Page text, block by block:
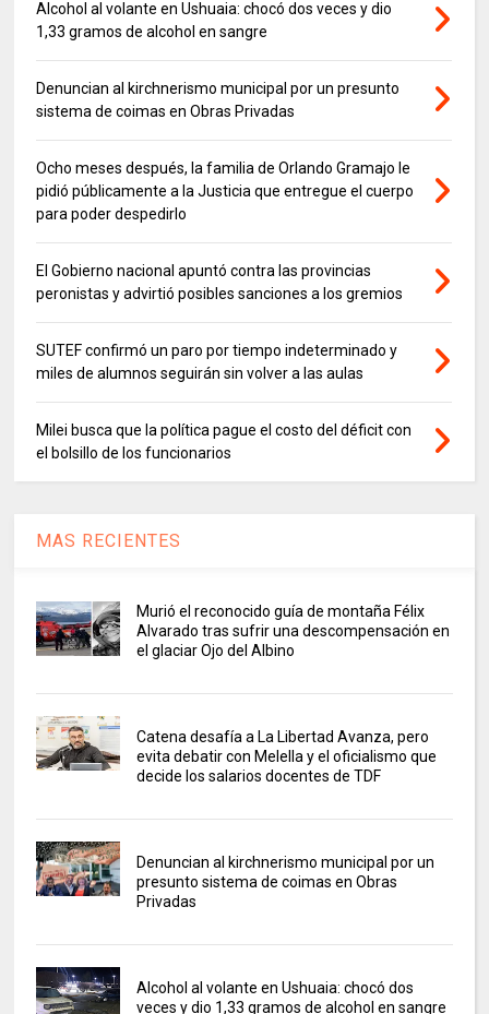
Alcohol al volante en Ushuaia: chocó dos veces y dio
1,33 gramos de alcohol en sangre
Denuncian al kirchnerismo municipal por un presunto
sistema de coimas en Obras Privadas
Ocho meses después, la familia de Orlando Gramajo le
pidió públicamente a la Justicia que entregue el cuerpo
para poder despedirlo
El Gobierno nacional apuntó contra las provincias
peronistas y advirtió posibles sanciones a los gremios
SUTEF confirmó un paro por tiempo indeterminado y
miles de alumnos seguirán sin volver a las aulas
Milei busca que la política pague el costo del déficit con
el bolsillo de los funcionarios
MAS RECIENTES
Murió el reconocido guía de montaña Félix
Alvarado tras sufrir una descompensación en
el glaciar Ojo del Albino
Catena desafía a La Libertad Avanza, pero
evita debatir con Melella y el oficialismo que
decide los salarios docentes de TDF
Denuncian al kirchnerismo municipal por un
presunto sistema de coimas en Obras
Privadas
Alcohol al volante en Ushuaia: chocó dos
veces y dio 1,33 gramos de alcohol en sangre